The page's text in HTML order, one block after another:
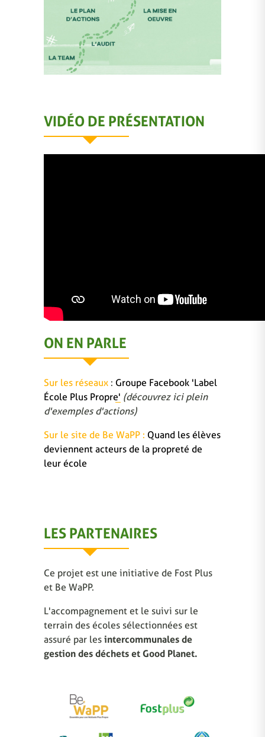
VIDÉO DE PRÉSENTATION
ON EN PARLE
Sur les réseaux : Groupe Facebook 'Label
École Plus Propre' (découvrez ici plein
d'exemples d'actions)
Sur le site de Be WaPP : Quand les élèves
deviennent acteurs de la propreté de
leur école
LES PARTENAIRES
Ce projet est une initiative de Fost Plus
et Be WaPP.
L'accompagnement et le suivi sur le
terrain des écoles sélectionnées est
assuré par les intercommunales de
gestion des déchets et Good Planet.